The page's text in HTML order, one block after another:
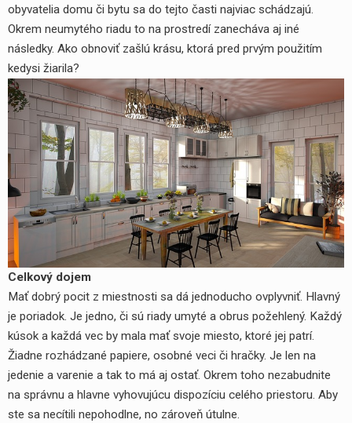
obyvatelia domu či bytu sa do tejto časti najviac schádzajú.
Okrem neumytého riadu to na prostredí zanecháva aj iné
následky. Ako obnoviť zašlú krásu, ktorá pred prvým použitím
kedysi žiarila?
Celkový dojem
Mať dobrý pocit z miestnosti sa dá jednoducho ovplyvniť. Hlavný
je poriadok. Je jedno, či sú riady umyté a obrus požehlený. Každý
kúsok a každá vec by mala mať svoje miesto, ktoré jej patrí.
Žiadne rozhádzané papiere, osobné veci či hračky. Je len na
jedenie a varenie a tak to má aj ostať. Okrem toho nezabudnite
na správnu a hlavne vyhovujúcu dispozíciu celého priestoru. Aby
ste sa necítili nepohodlne, no zároveň útulne.